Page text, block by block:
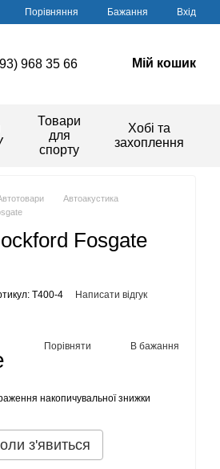
Порівняння Бажання Вхід
968 35 66 Мій кошик
Товари
для
спорту
Хобі та
захоплення
Автоакустика
Fosgate
T400-4 Написати відгук
Порівняти В бажання
накопичувальної знижки
з'явиться